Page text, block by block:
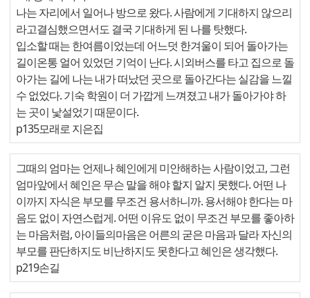
나는 자리에서 일어나 방으로 왔다. 사람에게 기대하지 않으리
라고결심했으면서도 결국 기대하게 된 나를 탓했다.
입소할 때는 한여름이었는데 어느덧 한겨울이 되어 돌아가는
길이온통 얼어 있었던 기억이 난다. 시외버스를 타고 집으로 돌
아가는 길에 나는 내가 떠났던 곳으로 돌아간다는 실감을 느낄
수 없었다. 기숙 학원이 더 가깝게 느껴졌고 내가 돌아가야 하
는 곳이 낯설었기 때문이다.
p135모래로 지은집
그때의 엄마는 언제나 혜인에게 미안해하는 사람이었고, 그런
엄마앞에서 혜인은 무슨 말을 해야 할지 알지 못했다. 어떤 나
이까지 자식은 부모를 무조건 용서하니까. 용서해야 한다는 마
음도 없이 자연스럽게. 어떤 이유도 없이 무조건 부모를 좋아하
는 마음처럼, 아이들의마음은 어른의 굳은 마음과 달라 자신의
부모를 판단하지도 비난하지도 못한다고 혜인은 생각했다.
p219손길